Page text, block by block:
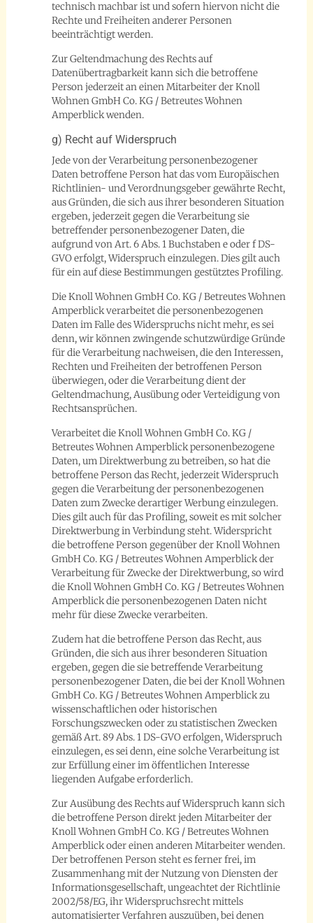
technisch machbar ist und sofern hiervon nicht die
Rechte und Freiheiten anderer Personen
beeinträchtigt werden.
Zur Geltendmachung des Rechts auf
Datenübertragbarkeit kann sich die betroffene
Person jederzeit an einen Mitarbeiter der Knoll
Wohnen GmbH Co. KG / Betreutes Wohnen
Amperblick wenden.
g) Recht auf Widerspruch
Jede von der Verarbeitung personenbezogener
Daten betroffene Person hat das vom Europäischen
Richtlinien- und Verordnungsgeber gewährte Recht,
aus Gründen, die sich aus ihrer besonderen Situation
ergeben, jederzeit gegen die Verarbeitung sie
betreffender personenbezogener Daten, die
aufgrund von Art. 6 Abs. 1 Buchstaben e oder f DS-
GVO erfolgt, Widerspruch einzulegen. Dies gilt auch
für ein auf diese Bestimmungen gestütztes Profiling.
Die Knoll Wohnen GmbH Co. KG / Betreutes Wohnen
Amperblick verarbeitet die personenbezogenen
Daten im Falle des Widerspruchs nicht mehr, es sei
denn, wir können zwingende schutzwürdige Gründe
für die Verarbeitung nachweisen, die den Interessen,
Rechten und Freiheiten der betroffenen Person
überwiegen, oder die Verarbeitung dient der
Geltendmachung, Ausübung oder Verteidigung von
Rechtsansprüchen.
Verarbeitet die Knoll Wohnen GmbH Co. KG /
Betreutes Wohnen Amperblick personenbezogene
Daten, um Direktwerbung zu betreiben, so hat die
betroffene Person das Recht, jederzeit Widerspruch
gegen die Verarbeitung der personenbezogenen
Daten zum Zwecke derartiger Werbung einzulegen.
Dies gilt auch für das Profiling, soweit es mit solcher
Direktwerbung in Verbindung steht. Widerspricht
die betroffene Person gegenüber der Knoll Wohnen
GmbH Co. KG / Betreutes Wohnen Amperblick der
Verarbeitung für Zwecke der Direktwerbung, so wird
die Knoll Wohnen GmbH Co. KG / Betreutes Wohnen
Amperblick die personenbezogenen Daten nicht
mehr für diese Zwecke verarbeiten.
Zudem hat die betroffene Person das Recht, aus
Gründen, die sich aus ihrer besonderen Situation
ergeben, gegen die sie betreffende Verarbeitung
personenbezogener Daten, die bei der Knoll Wohnen
GmbH Co. KG / Betreutes Wohnen Amperblick zu
wissenschaftlichen oder historischen
Forschungszwecken oder zu statistischen Zwecken
gemäß Art. 89 Abs. 1 DS-GVO erfolgen, Widerspruch
einzulegen, es sei denn, eine solche Verarbeitung ist
zur Erfüllung einer im öffentlichen Interesse
liegenden Aufgabe erforderlich.
Zur Ausübung des Rechts auf Widerspruch kann sich
die betroffene Person direkt jeden Mitarbeiter der
Knoll Wohnen GmbH Co. KG / Betreutes Wohnen
Amperblick oder einen anderen Mitarbeiter wenden.
Der betroffenen Person steht es ferner frei, im
Zusammenhang mit der Nutzung von Diensten der
Informationsgesellschaft, ungeachtet der Richtlinie
2002/58/EG, ihr Widerspruchsrecht mittels
automatisierter Verfahren auszuüben, bei denen